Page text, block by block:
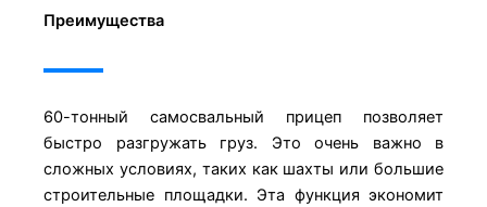
Преимущества
60-тонный самосвальный прицеп позволяет
быстро разгружать груз. Это очень важно в
сложных условиях, таких как шахты или большие
строительные площадки. Эта функция экономит